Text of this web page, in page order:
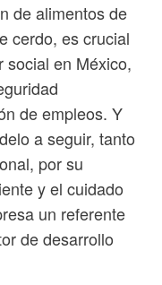
de alimentos de
cerdo, es crucial
social en México,
de empleos. Y
a seguir, tanto
por su
y el cuidado
un referente
de desarrollo